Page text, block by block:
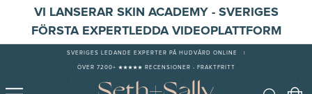
VI LANSERAR SKIN ACADEMY - SVERIGES
FÖRSTA EXPERTLEDDA VIDEOPLATTFORM
SVERIGES LEDANDE EXPERTER PÅ HUDVÅRD ONLINE
ÖVER 7200+ ★★★★★ RECENSIONER - FRAKTFRITT